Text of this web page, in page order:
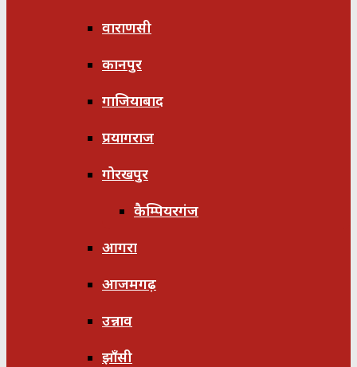
वाराणसी
कानपुर
गाजियाबाद
प्रयागराज
गोरखपुर
कैम्पियरगंज
आगरा
आजमगढ़
उन्नाव
झाँसी